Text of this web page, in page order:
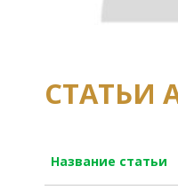
СТАТЬИ
Название статьи